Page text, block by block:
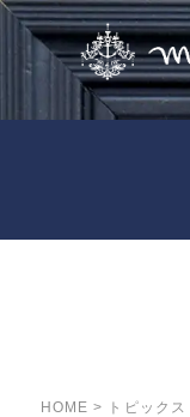
HOME > トピックス